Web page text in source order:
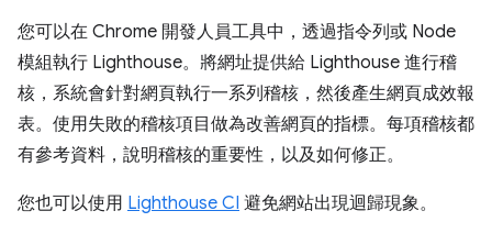
您可以在 Chrome 開發人員工具中，透過指令列或 Node
模組執行 Lighthouse。將網址提供給 Lighthouse 進行稽
核，系統會針對網頁執行一系列稽核，然後產生網頁成效報
表。使用失敗的稽核項目做為改善網頁的指標。每項稽核都
有參考資料，說明稽核的重要性，以及如何修正。
您也可以使用 Lighthouse CI 避免網站出現迴歸現象。